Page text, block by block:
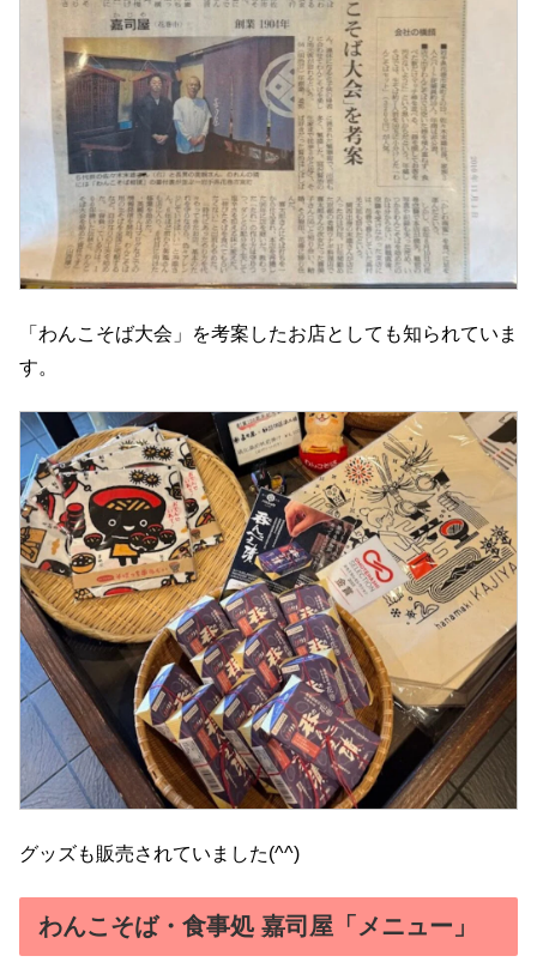
「わんこそば大会」を考案したお店としても知られていま
す。
グッズも販売されていました(^^)
わんこそば・食事処 嘉司屋「メニュー」